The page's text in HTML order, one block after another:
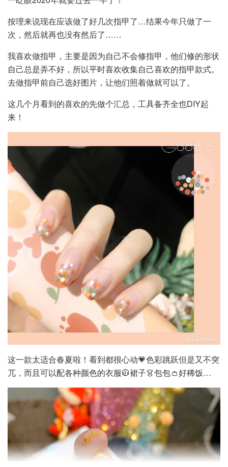
按理来说现在应该做了好几次指甲了…结果今年只做了一
次，然后就再也没有然后了……
我喜欢做指甲，主要是因为自己不会修指甲，他们修的形状
自己总是弄不好，所以平时喜欢收集自己喜欢的指甲款式。
去做指甲前自己选好图片，让他们照着做就可以了。
这几个月看到的喜欢的先做个汇总，工具备齐全也DIY起
来！
这一款太适合春夏啦！看到都很心动💗色彩跳跃但是又不突
兀，而且可以配各种颜色的衣服🧥裙子👗包包👛好稀饭…